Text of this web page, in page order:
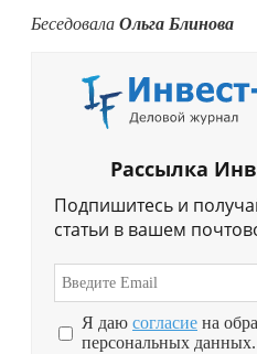
Беседовала Ольга Блинова
Рассылка
Подпишитесь и
статьи в вашем
Я даю согласие на
персональных данных.